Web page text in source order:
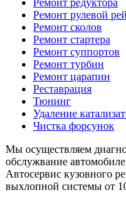
Ремонт редуктора
Ремонт рулевой
Ремонт сколов
Ремонт стартера
Ремонт суппортов
Ремонт турбин
Ремонт царапин
Реставрация
Тюнинг
Удаление
Чистка форсунок
Мы осуществляем
обслужвание
Автосервис кузовного
выхлопной системы от